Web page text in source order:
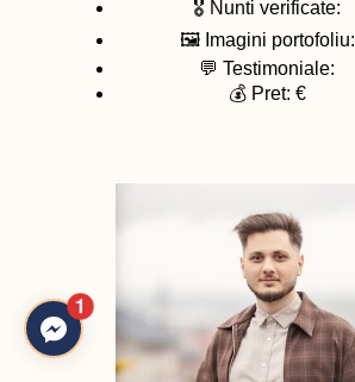
🎖️ Nunti verificate:
🖼️ Imagini portofoliu:
💬 Testimoniale:
💰 Pret: €